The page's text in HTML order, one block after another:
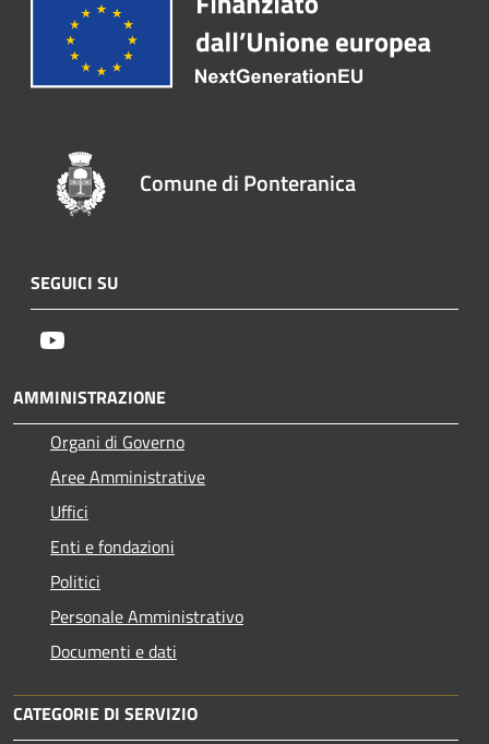
Comune di Ponteranica
SEGUICI SU
AMMINISTRAZIONE
Organi di Governo
Aree Amministrative
Uffici
Enti e fondazioni
Politici
Personale Amministrativo
Documenti e dati
CATEGORIE DI SERVIZIO